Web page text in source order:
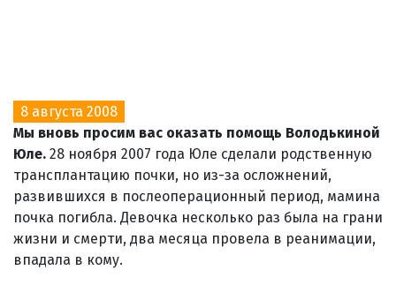
8 августа 2008
Мы вновь просим вас оказать помощь Володькиной
Юле. 28 ноября 2007 года Юле сделали родственную
трансплантацию почки, но из-за осложнений,
развившихся в послеоперационный период, мамина
почка погибла. Девочка несколько раз была на грани
жизни и смерти, два месяца провела в реанимации,
впадала в кому.